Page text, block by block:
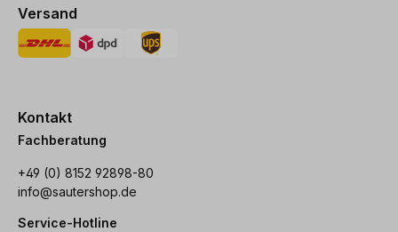
Versand
Kontakt
Fachberatung
+49 (0) 8152 92898-80
info@sautershop.de
Service-Hotline